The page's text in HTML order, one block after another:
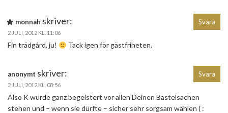
monnah skriver:
2 JULI, 2012 KL. 11:06
Fin trädgård, ju! Tack igen för gästfriheten.
Svara
anonymt skriver:
2 JULI, 2012 KL. 08:56
Also K würde ganz begeistert vor allen Deinen Bastelsachen
stehen und – wenn sie dürfte – sicher sehr sorgsam wählen ( :
Svara